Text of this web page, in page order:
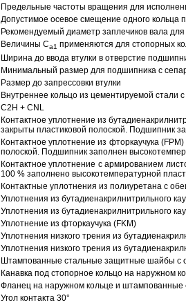
Предельные частоты вращения для
Допустимое осевое смещение одного кольца
Рекомендуемый диаметр заплечиков вала
Величины Ca1 применяются для стопорных
Ширина до ввода втулки в отверстие
Минимальный размер для подшипника с
Размер до запрессовки втулки
Внутреннее кольцо из цементируемой стали
C2H + CNL
Контактное уплотнение из
закрыты пластиковой полоской. Подшипник
Контактное уплотнение из фторкаучука
полоской. Подшипник заполнен
Контактное уплотнение с армированием
100 % заполнено высокотемпературной
Контактные уплотнения из полиуретана с
Уплотнения из бутадиенакрилнитрильного
Уплотнения из бутадиенакрилнитрильного
Уплотнение из фторкаучука (FKM)
Уплотнения низкого трения из
Уплотнения низкого трения из
Штампованные стальные защитные шайбы с
Канавка под стопорное кольцо на
Фланец на наружном кольце и
Угол контакта 30°